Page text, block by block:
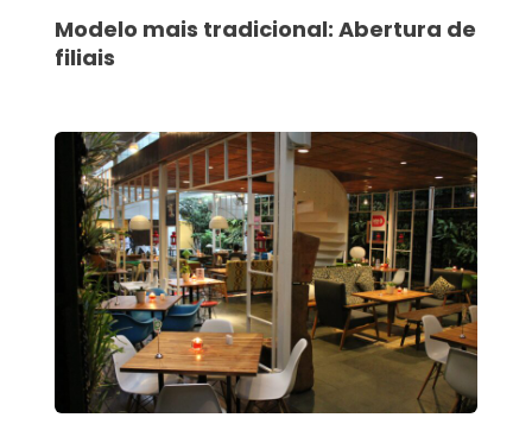
Modelo mais tradicional: Abertura de
filiais